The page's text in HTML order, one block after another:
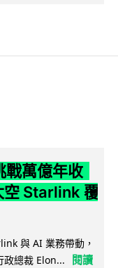
萬億年收
空 Starlink 覆
與 AI 業務帶動，
政總裁 Elon...
閱讀